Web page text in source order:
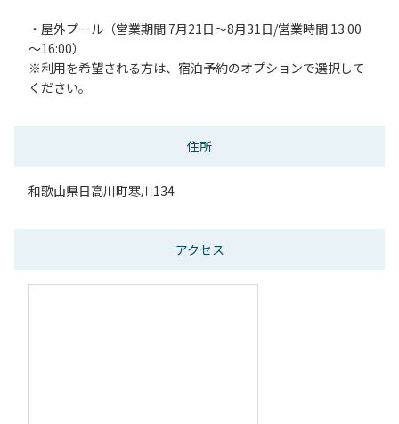
・屋外プール（営業期間 7月21日～8月31日/営業時間 13:00
～16:00）
※利用を希望される方は、宿泊予約のオプションで選択して
ください。
住所
和歌山県日高川町寒川134
アクセス